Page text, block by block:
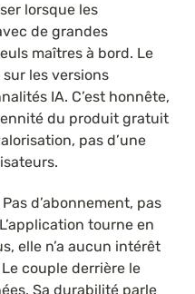
lorsque les
de grandes
maîtres à bord. Le
les versions
IA. C’est honnête,
du produit gratuit
pas d’une
d’abonnement, pas
tourne en
elle n’a aucun intérêt
couple derrière le
Sa durabilité parle